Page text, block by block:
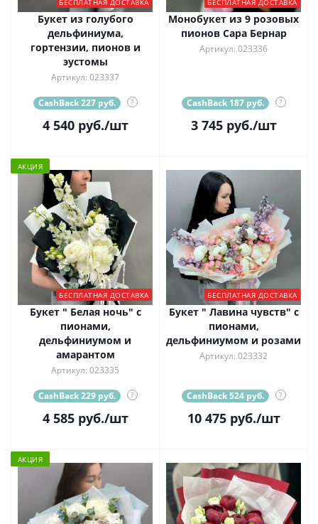
БЕСПЛАТНАЯ ДОСТАВКА
Букет из голубого
дельфиниума,
гортензии, пионов и
эустомы
Артикул: 023337
CashBack 227 руб. ?
4 540руб./шт
БЕСПЛАТНАЯ ДОСТАВКА
Монобукет из 9 розовых
пионов Сара Бернар
Артикул: 023336
CashBack 187 руб. ?
3 745руб./шт
АКЦИЯ
БЕСПЛАТНАЯ ДОСТАВКА
Букет " Белая ночь" с
пионами,
дельфиниумом и
амарантом
Артикул: 023335
CashBack 229 руб. ?
4 585руб./шт
БЕСПЛАТНАЯ ДОСТАВКА
Букет " Лавина чувств" с
пионами,
дельфиниумом и розами
Артикул: 023332
CashBack 524 руб. ?
10 475руб./шт
АКЦИЯ